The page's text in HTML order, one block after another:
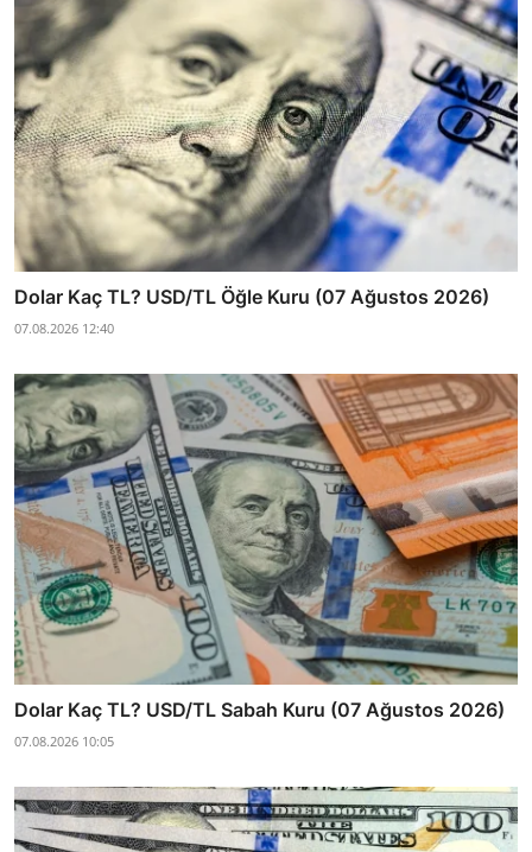
Dolar Kaç TL? USD/TL Öğle Kuru (07 Ağustos 2026)
07.08.2026 12:40
Dolar Kaç TL? USD/TL Sabah Kuru (07 Ağustos 2026)
07.08.2026 10:05